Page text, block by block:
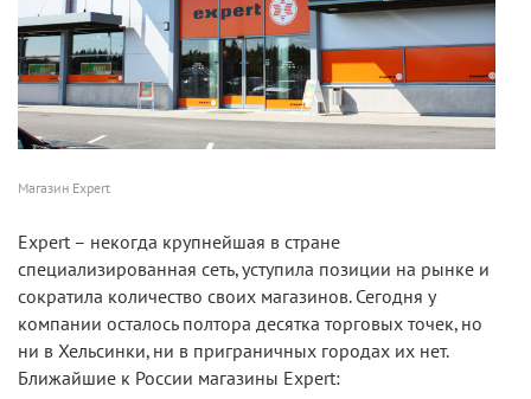
Магазин Expert
Expert – некогда крупнейшая в стране
специализированная сеть, уступила позиции на рынке и
сократила количество своих магазинов. Сегодня у
компании осталось полтора десятка торговых точек, но
ни в Хельсинки, ни в приграничных городах их нет.
Ближайшие к России магазины Expert: